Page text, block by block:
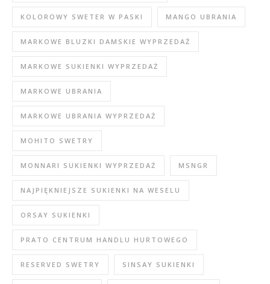
KOLOROWY SWETER W PASKI MANGO UBRANIA
MARKOWE BLUZKI DAMSKIE WYPRZEDAŻ
MARKOWE SUKIENKI WYPRZEDAŻ
MARKOWE UBRANIA
MARKOWE UBRANIA WYPRZEDAŻ
MOHITO SWETRY
MONNARI SUKIENKI WYPRZEDAŻ MSNGR
NAJPIĘKNIEJSZE SUKIENKI NA WESELU
ORSAY SUKIENKI
PRATO CENTRUM HANDLU HURTOWEGO
RESERVED SWETRY SINSAY SUKIENKI